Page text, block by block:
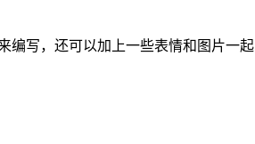
编写，还可以加上一些表情和图片一起